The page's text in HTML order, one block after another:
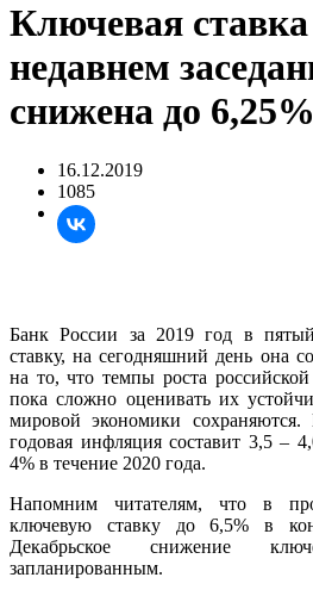
Ключевая
недавнем
снижена до 6,25%
16.12.2019
1085
Банк России за 2019 год в
ставку, на сегодняшний день она
на то, что темпы роста
пока сложно оценивать их
мировой экономики
годовая инфляция составит 3,5 –
4% в течение 2020 года.
Напомним читателям, что в
ключевую ставку до 6,5% в
Декабрьское снижение
запланированным.